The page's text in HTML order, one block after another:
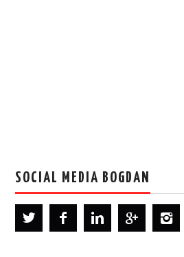
SOCIAL MEDIA BOGDAN